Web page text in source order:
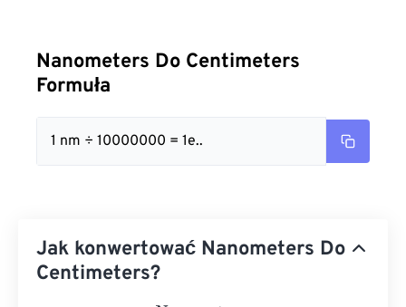
Nanometers Do Centimeters
Formuła
1 nm ÷ 10000000 = 1e..
Jak konwertować Nanometers Do
Centimeters?